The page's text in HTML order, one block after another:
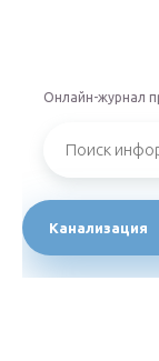
Онлайн-журнал
Канализация